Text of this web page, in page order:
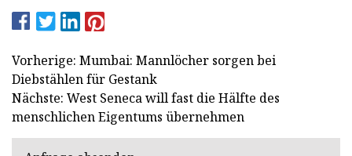
Vorherige: Mumbai: Mannlöcher sorgen bei
Diebstählen für Gestank
Nächste: West Seneca will fast die Hälfte des
menschlichen Eigentums übernehmen